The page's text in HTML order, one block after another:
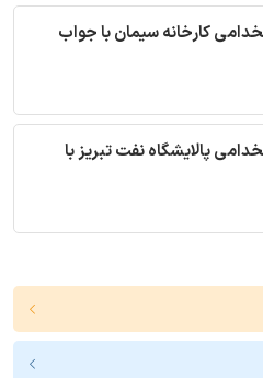
کارخانه سیمان با جواب
پالایشگاه نفت تبریز با